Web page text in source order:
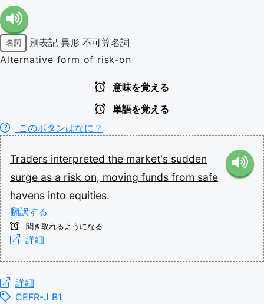
名詞 別表記 異形 不可算名詞
Alternative form of risk-on
意味を覚える
単語を覚える
このボタンはなに？
Traders interpreted the market's sudden
surge as a risk on, moving funds from safe
havens into equities.
翻訳する
聞き取れるようになる
詳細
詳細
CEFR-J B1